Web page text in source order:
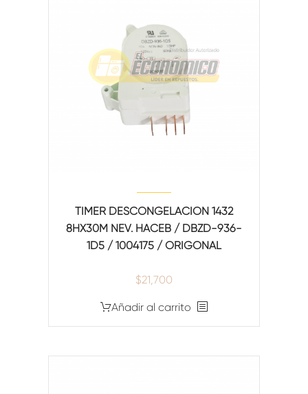
TIMER DESCONGELACION 1432
8HX30M NEV. HACEB / DBZD-936-
1D5 / 1004175 / ORIGONAL
$21,700
Añadir al carrito